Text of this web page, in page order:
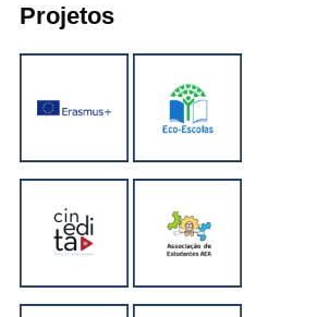
Projetos